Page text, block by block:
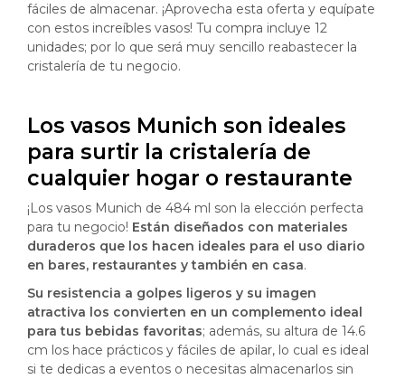
fáciles de almacenar. ¡Aprovecha esta oferta y equípate
con estos increíbles vasos! Tu compra incluye 12
unidades; por lo que será muy sencillo reabastecer la
cristalería de tu negocio.
Los vasos Munich son ideales
para surtir la cristalería de
cualquier hogar o restaurante
¡Los vasos Munich de 484 ml son la elección perfecta
para tu negocio! Están diseñados con materiales
duraderos que los hacen ideales para el uso diario
en bares, restaurantes y también en casa.
Su resistencia a golpes ligeros y su imagen
atractiva los convierten en un complemento ideal
para tus bebidas favoritas; además, su altura de 14.6
cm los hace prácticos y fáciles de apilar, lo cual es ideal
si te dedicas a eventos o necesitas almacenarlos sin